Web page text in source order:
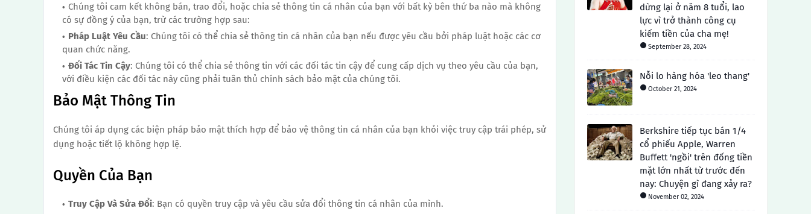
Chúng tôi cam kết không bán, trao đổi, hoặc chia sẻ thông tin cá nhân của bạn với bất kỳ bên thứ ba nào mà không
có sự đồng ý của bạn, trừ các trường hợp sau:
Pháp Luật Yêu Cầu: Chúng tôi có thể chia sẻ thông tin cá nhân của bạn nếu được yêu cầu bởi pháp luật hoặc các cơ
quan chức năng.
Đối Tác Tin Cậy: Chúng tôi có thể chia sẻ thông tin với các đối tác tin cậy để cung cấp dịch vụ theo yêu cầu của bạn,
với điều kiện các đối tác này cũng phải tuân thủ chính sách bảo mật của chúng tôi.
Bảo Mật Thông Tin
Chúng tôi áp dụng các biện pháp bảo mật thích hợp để bảo vệ thông tin cá nhân của bạn khỏi việc truy cập trái phép, sử
dụng hoặc tiết lộ không hợp lệ.
Quyền Của Bạn
Truy Cập Và Sửa Đổi: Bạn có quyền truy cập và yêu cầu sửa đổi thông tin cá nhân của mình.
dừng lại ở năm 8 tuổi, lao
lực vì trở thành công cụ
kiếm tiền của cha mẹ!
September 28, 2024
Nỗi lo hàng hóa 'leo thang'
October 21, 2024
Berkshire tiếp tục bán 1/4
cổ phiếu Apple, Warren
Buffett 'ngồi' trên đống tiền
mặt lớn nhất từ ​​trước đến
nay: Chuyện gì đang xảy ra?
November 02, 2024